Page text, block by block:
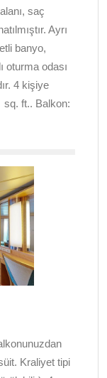
saç
Ayrı
banyo,
oturma odası
4 kişiye
sq. ft.. Balkon:
Kraliyet tipi